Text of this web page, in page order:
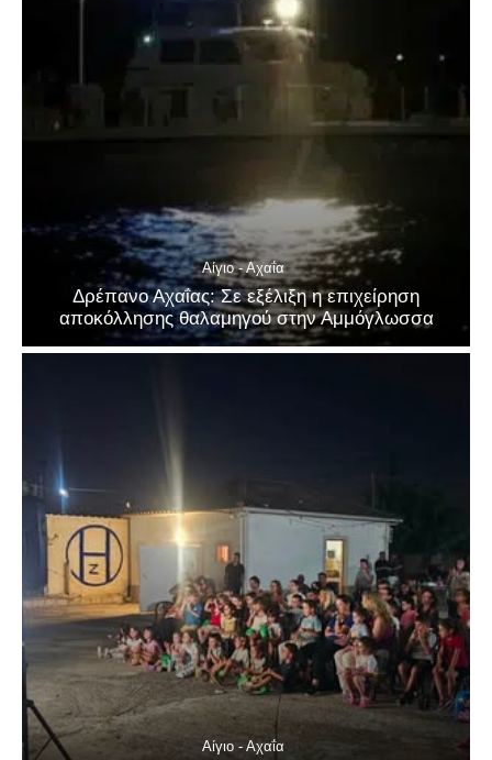
Αίγιο - Αχαΐα
Δρέπανο Αχαΐας: Σε εξέλιξη η επιχείρηση
αποκόλλησης θαλαμηγού στην Αμμόγλωσσα
Αίγιο - Αχαΐα